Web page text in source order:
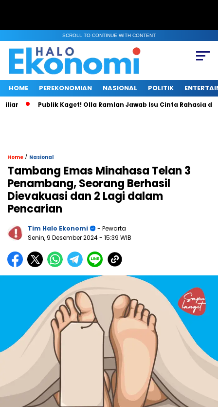
SCROLL TO CONTINUE WITH CONTENT
HOME PEREKONOMIAN NASIONAL POLITIK
Publik Kaget! Olla Ramlan Jawab Isu Cinta Rahasia
Home / Nasional
Tambang Emas Minahasa Telan 3
Penambang, Seorang Berhasil
Dievakuasi dan 2 Lagi dalam
Pencarian
Tim Halo Ekonomi
- Pewarta
Senin, 9 Desember 2024- 15:39 WIB